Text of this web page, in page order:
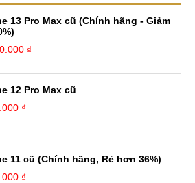
13 Pro Max cũ (Chính hãng - Giảm
₫
12 Pro Max cũ
₫
11 cũ (Chính hãng, Rẻ hơn 36%)
₫